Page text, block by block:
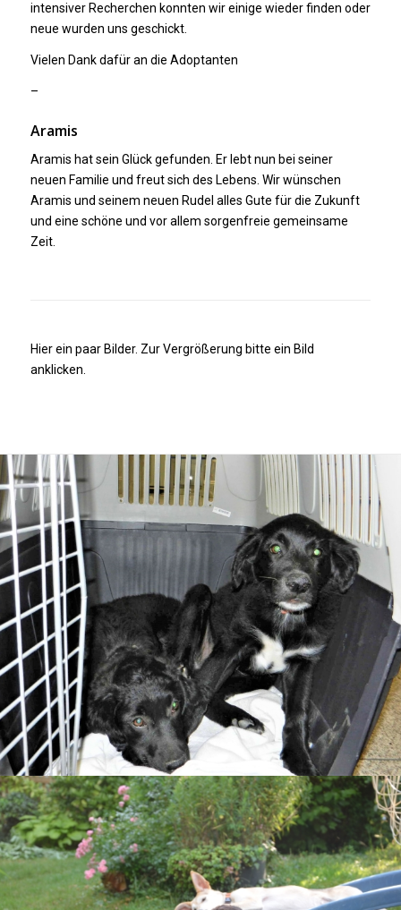
intensiver Recherchen konnten wir einige wieder finden oder
neue wurden uns geschickt.
Vielen Dank dafür an die Adoptanten
–
Aramis
Aramis hat sein Glück gefunden. Er lebt nun bei seiner
neuen Familie und freut sich des Lebens. Wir wünschen
Aramis und seinem neuen Rudel alles Gute für die Zukunft
und eine schöne und vor allem sorgenfreie gemeinsame
Zeit.
Hier ein paar Bilder. Zur Vergrößerung bitte ein Bild
anklicken.